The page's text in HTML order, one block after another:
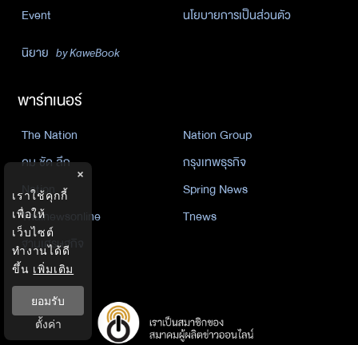
Event
นโยบายการเป็นส่วนตัว
นิยาย by KaweBook
พาร์ทเนอร์
The Nation
Nation Group
คม ชัด ลึก
กรุงเทพธุรกิจ
Nation
Spring News
Thainewsonline
Tnews
ฐานเศรษฐกิจ
×
เราใช้คุกกี้
เพื่อให้
เว็บไซต์
ทำงานได้ดี
ขึ้น เพิ่มเติม
ยอมรับ
ตั้งค่า